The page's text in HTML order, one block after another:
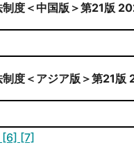
制度＜中国版＞第21版
制度＜アジア版＞第21
[6] [7]